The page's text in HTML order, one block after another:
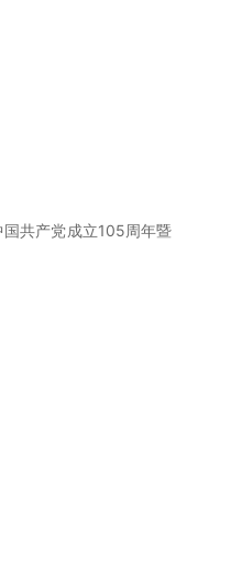
共产党成立105周年暨